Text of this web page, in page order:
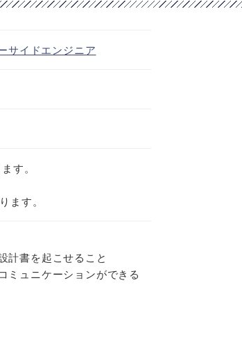
サイドエンジニア
す。
ます。
計書を起こせること
ミュニケーションができる